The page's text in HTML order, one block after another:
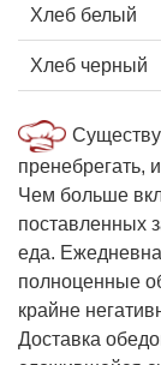
Хлеб белый
Хлеб черный
пренебрегать,
Чем больше
поставленных
еда.
полноценные
крайне
Доставка